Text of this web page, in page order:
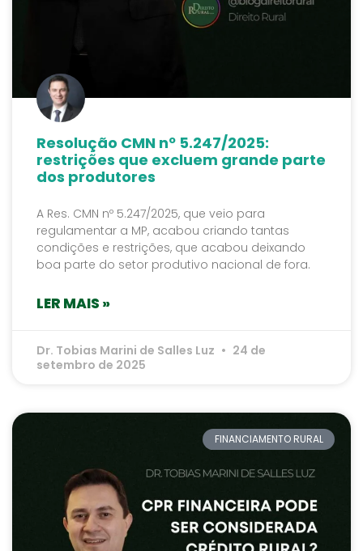
Resolução CMN nº 5.247/2025:
restrições que excluem grande parte
dos produtores
A Res. CMN nº 5.247/2025, que veio para
regulamentar a MP, acabou criando tantas
condições e restrições, que acabou deixando
boa parte do setor produtivo nacional de fora.
LER MAIS »
Dr. Tobias Marini de Salles Luz
24 de
setembro de 2025
FINANCIAMENTO RURAL